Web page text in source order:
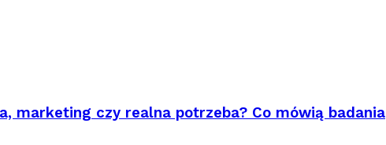
marketing czy realna potrzeba? Co mówią badania